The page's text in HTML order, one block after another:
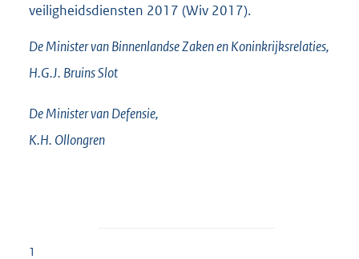
veiligheidsdiensten 2017 (Wiv 2017).
De Minister van Binnenlandse Zaken en Koninkrijksrelaties,
H.G.J. Bruins Slot
De Minister van Defensie,
K.H. Ollongren
1